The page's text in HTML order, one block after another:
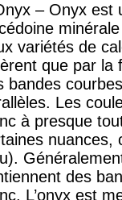
– Onyx est
variétés de
que par la
bandes
Les
à presque
nuances,
des
L’onyx est